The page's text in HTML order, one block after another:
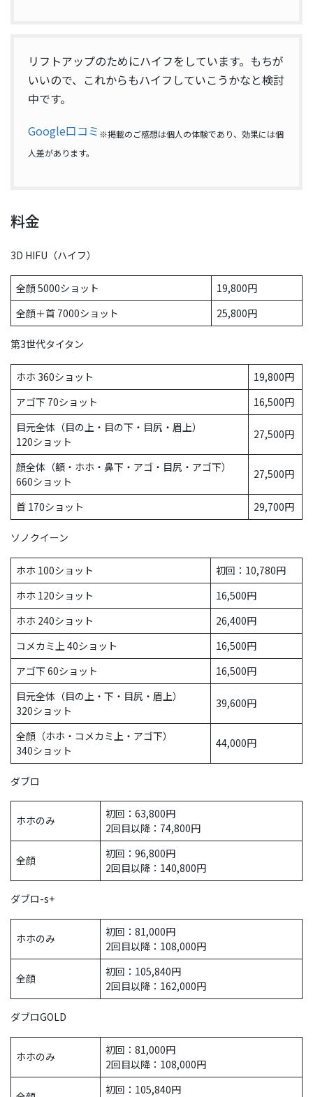
リフトアップのためにハイフをしています。もちが
いいので、これからもハイフしていこうかなと検討
中です。
Google口コミ ※掲載のご感想は個人の体験であり、効果には個
人差があります。
料金
3D HIFU（ハイフ）
全顔 5000ショット
19,800円
全顔＋首 7000ショット
25,800円
第3世代タイタン
ホホ 360ショット
19,800円
アゴ下 70ショット
16,500円
目元全体（目の上・目の下・目尻・眉上）
120ショット
27,500円
顔全体（額・ホホ・鼻下・アゴ・目尻・アゴ下）
660ショット
27,500円
首 170ショット 29,700円
ソノクイーン
ホホ 100ショット
初回：10,780円
ホホ 120ショット
16,500円
ホホ 240ショット
26,400円
コメカミ上 40ショット
16,500円
アゴ下 60ショット
16,500円
目元全体（目の上・下・目尻・眉上）
320ショット
39,600円
全顔（ホホ・コメカミ上・アゴ下）
340ショット
44,000円
ダブロ
ホホのみ
初回：63,800円
2回目以降：74,800円
全顔
初回：96,800円
2回目以降：140,800円
ダブロ-s+
ホホのみ
初回：81,000円
2回目以降：108,000円
全顔
初回：105,840円
2回目以降：162,000円
ダブロGOLD
ホホのみ
初回：81,000円
2回目以降：108,000円
初回：105,840円